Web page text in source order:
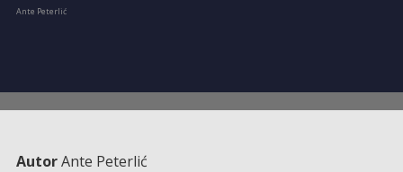
Ante Peterlić
AutorAnte Peterlić